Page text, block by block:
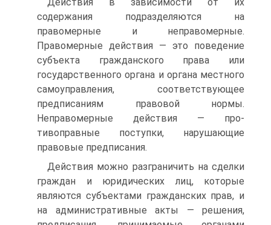
содержания подразделяются на
правомерные и неправомерные.
Правомерные действия — это поведение
субъекта гражданского права или
государственного органа и органа местного
самоуправления, соответствующее
предписаниям правовой нормы.
Неправомерные действия — про­
тивоправные поступки, нарушающие
правовые предписания.
Действия можно разграничить на сделки
граждан и юридиче­ских лиц, которые
являются субъектами гражданских прав, и
на административные акты — решения,